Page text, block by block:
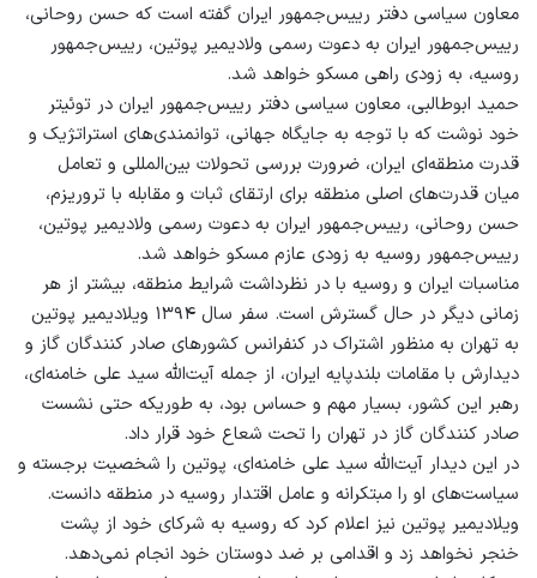
معاون سیاسی دفتر رییس‌جمهور ایران گفته است که حسن روحانی،
رییس‌جمهور ایران به دعوت رسمی ولادیمیر پوتین، رییس‌جمهور
روسیه، به زودی راهی مسکو خواهد شد.
حمید ابوطالبی، معاون سیاسی دفتر رییس‌جمهور ایران در توئیتر
خود نوشت که با توجه به جایگاه جهانی، توانمندی‌های استراتژیک و
قدرت منطقه‌ای ایران، ضرورت بررسی تحولات بین‌المللی و تعامل
میان قدرت‌های اصلی منطقه برای ارتقای ثبات و مقابله با تروریزم،
حسن روحانی، رییس‌جمهور ایران به دعوت رسمی ولادیمیر پوتین،
رییس‌جمهور روسیه به زودی عازم مسکو خواهد شد.
مناسبات ایران و روسیه با در نظرداشت شرایط منطقه، بیشتر از هر
زمانی دیگر در حال گسترش است. سفر سال ۱۳۹۴ ویلادیمیر پوتین
به تهران به منظور اشتراک در کنفرانس کشورهای صادر کنندگان گاز و
دیدارش با مقامات بلندپایه ایران، از جمله آیت‌الله سید علی خامنه‌ای،
رهبر این کشور، بسیار مهم و حساس بود، به طوریکه حتی نشست
صادر کنندگان گاز در تهران را تحت شعاع خود قرار داد.
در این دیدار آیت‌الله سید علی خامنه‌ای، پوتین را شخصیت برجسته و
سیاست‌های او را مبتکرانه و عامل اقتدار روسیه در منطقه دانست.
ویلادیمیر پوتین نیز اعلام کرد که روسیه به شرکای خود از پشت
خنجر نخواهد زد و اقدامی بر ضد دوستان خود انجام نمی‌دهد.